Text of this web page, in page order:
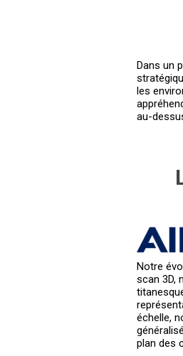
Dans un
les
au-
Notre
scan 3D,
échelle,
plan des